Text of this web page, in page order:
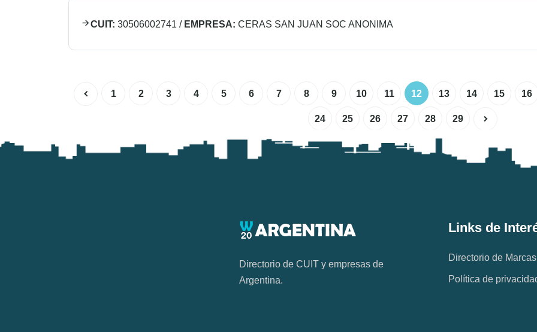
CUIT: 30506002741 / EMPRESA: CERAS SAN JUAN SOC ANONIMA
1 2 3 4 5 6 7 8 9 10 11 12 13 14 15 16
24 25 26 27 28 29
Directorio de CUIT y empresas de
Argentina.
Links de
Directorio de Marcas
Política de